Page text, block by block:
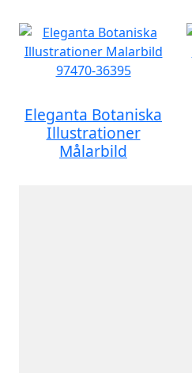
Eleganta Botaniska
Illustrationer
Målarbild